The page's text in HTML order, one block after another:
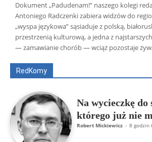
Dokument „Padudenam!” naszego kolegi
Antoniego Radczenki zabiera widzów do
„wyspa językowa” sąsiaduje z polską,
przestrzenią kulturową, a jedna z
— zamawianie chorób — wciąż pozostaje
RedKomy
Wszyscy Aleksander Borowik
Artur
ks. Jarosław Wąsowicz
Na wycieczkę do
którego już nie
Robert Mickiewicz - 8 godzin